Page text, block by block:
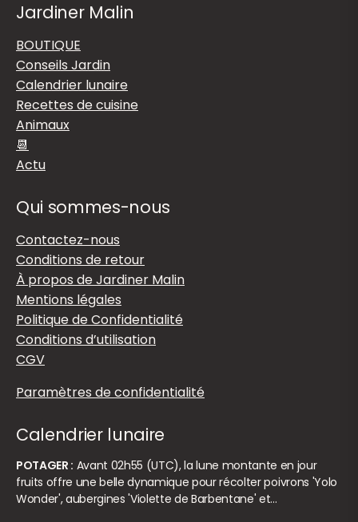
Jardiner Malin
BOUTIQUE
Conseils Jardin
Calendrier lunaire
Recettes de cuisine
Animaux
📆
Actu
Qui sommes-nous
Contactez-nous
Conditions de retour
À propos de Jardiner Malin
Mentions légales
Politique de Confidentialité
Conditions d’utilisation
CGV
Paramètres de confidentialité
Calendrier lunaire
POTAGER : Avant 02h55 (UTC), la lune montante en jour
fruits offre une belle dynamique pour récolter poivrons 'Yolo
Wonder', aubergines 'Violette de Barbentane' et…